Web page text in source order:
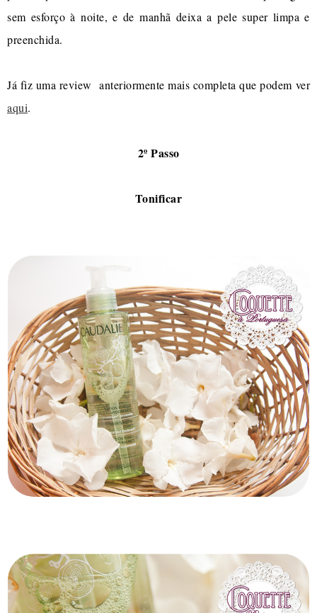
sem esforço à noite, e de manhã deixa a pele super limpa e
preenchida.
Já fiz uma review anteriormente mais completa que podem ver
aqui.
2º Passo
Tonificar